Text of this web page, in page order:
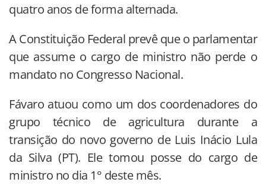
quatro anos de forma alternada.
A Constituição Federal prevê que o parlamentar
que assume o cargo de ministro não perde o
mandato no Congresso Nacional.
Fávaro atuou como um dos coordenadores do
grupo técnico de agricultura durante a
transição do novo governo de Luis Inácio Lula
da Silva (PT). Ele tomou posse do cargo de
ministro no dia 1° deste mês.